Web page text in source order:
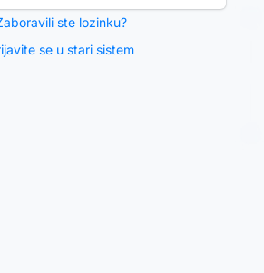
ste lozinku?
se u stari sistem